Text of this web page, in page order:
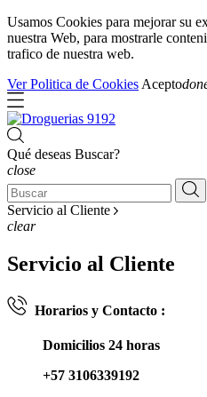
Usamos Cookies para mejorar su
nuestra Web, para mostrarle
trafico de nuestra web.
Ver Politica de Cookies Acepto
Qué deseas Buscar?
close
Servicio al Cliente
clear
Servicio al Cliente
Horarios y Contacto :
Domicilios 24 horas
+57 3106339192